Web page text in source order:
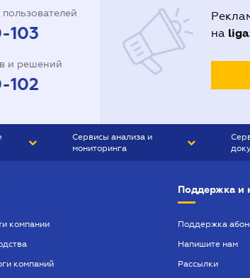
103
и решений
102
на
Сервисы анализа и
мониторинга
компании
компаний
Поддержка и
Поддержка
Напишите нам
Рассылки